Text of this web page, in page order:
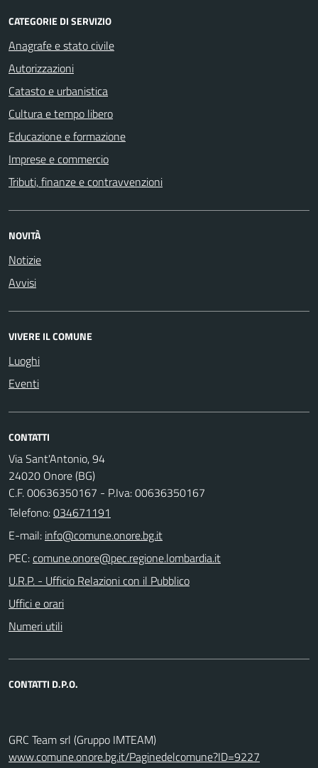
CATEGORIE DI SERVIZIO
Anagrafe e stato civile
Autorizzazioni
Catasto e urbanistica
Cultura e tempo libero
Educazione e formazione
Imprese e commercio
Tributi, finanze e contravvenzioni
NOVITÀ
Notizie
Avvisi
VIVERE IL COMUNE
Luoghi
Eventi
CONTATTI
Via Sant'Antonio, 94
24020 Onore (BG)
C.F. 00636350167 - P.Iva: 00636350167
Telefono:034671191
E-mail:
PEC:
U.R.P. - Ufficio Relazioni con il Pubblico
Uffici e orari
Numeri utili
CONTATTI D.P.O.
GRC Team srl (Gruppo IMTEAM)
www.comune.onore.bg.it/Paginedelcomune?ID=9227